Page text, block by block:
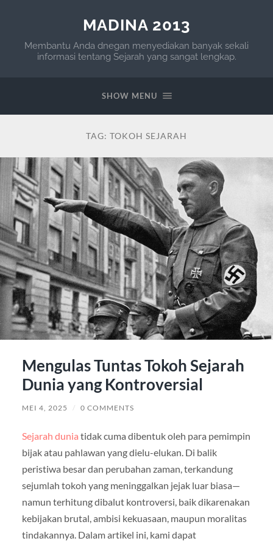
MADINA 2013
Membantu Anda dnegan menyediakan banyak sekali
informasi tentang Sejarah yang sangat lengkap.
SHOW MENU
TAG: TOKOH SEJARAH
Mengulas Tuntas Tokoh Sejarah
Dunia yang Kontroversial
MEI 4, 2025 / 0 COMMENTS
Sejarah dunia tidak cuma dibentuk oleh para pemimpin
bijak atau pahlawan yang dielu-elukan. Di balik
peristiwa besar dan perubahan zaman, terkandung
sejumlah tokoh yang meninggalkan jejak luar biasa—
namun terhitung dibalut kontroversi, baik dikarenakan
kebijakan brutal, ambisi kekuasaan, maupun moralitas
tindakannya. Dalam artikel ini, kami dapat